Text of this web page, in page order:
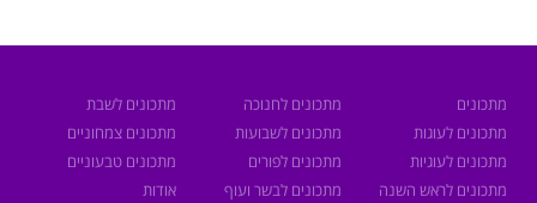
מתכונים
מתכונים לעוגות
מתכונים לעוגיות
מתכונים לראש השנה
מתכונים לחנוכה
מתכונים לשבועות
מתכונים לפורים
מתכונים לבשר ועוף
מתכונים לשבת
מתכונים צמחוניים
מתכונים טבעוניים
אודות